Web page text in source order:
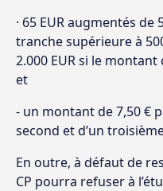
· 65 EUR augmentés
tranche supérieure à
2.000 EUR si le
et
- un montant de 7,50 €
second et d’un
En outre, à défaut de
CP pourra refuser à